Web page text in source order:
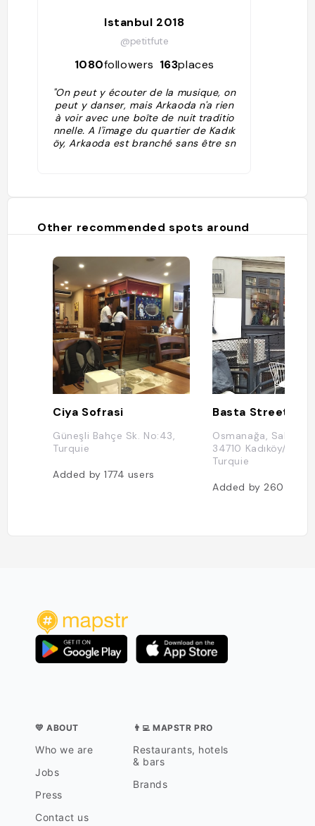
Istanbul 2018
@petitfute
1080followers 163places
"On peut y écouter de la musique, on
peut y danser, mais Arkaoda n'a rien
à voir avec une boîte de nuit traditio
nnelle. A l'image du quartier de Kadık
öy, Arkaoda est branché sans être sn
Other recommended spots around
Ciya Sofrasi
Güneşli Bahçe Sk. No:43,
Turquie
Added by1774 users
Basta Street
Osmanağa, Sakız
34710 Kadıköy/
Turquie
Added by260
💛 ABOUT
Who we are
Jobs
Press
Contact us
👨‍💻 MAPSTR PRO
Restaurants, hotels
& bars
Brands